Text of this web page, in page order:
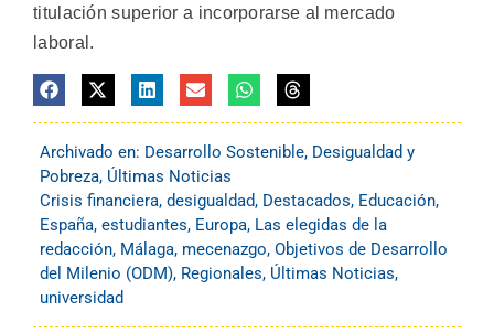
titulación superior a incorporarse al mercado
laboral.
Archivado en: Desarrollo Sostenible, Desigualdad y
Pobreza, Últimas Noticias
Crisis financiera, desigualdad, Destacados, Educación,
España, estudiantes, Europa, Las elegidas de la
redacción, Málaga, mecenazgo, Objetivos de Desarrollo
del Milenio (ODM), Regionales, Últimas Noticias,
universidad